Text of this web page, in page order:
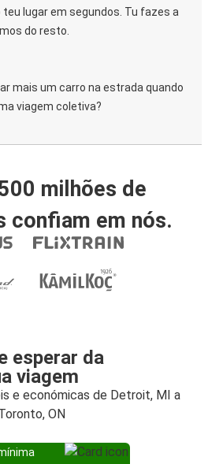
teu lugar em segundos. Tu fazes a
do resto.
mais um carro na estrada quando
viagem coletiva?
milhões de
confiam em nós.
esperar da
viagem
e económicas de Detroit, MI a
ON